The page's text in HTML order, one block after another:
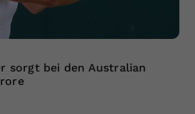
sorgt bei den Australian